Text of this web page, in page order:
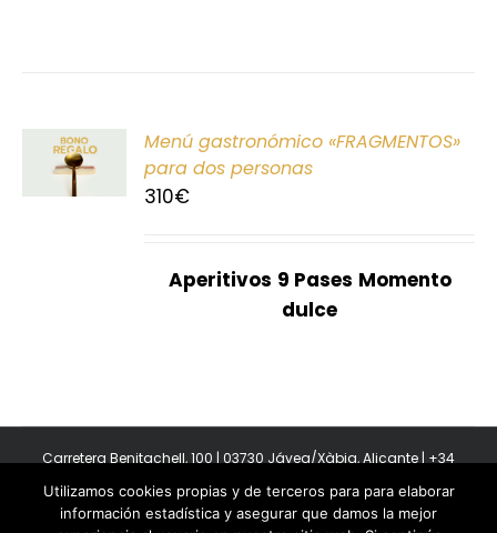
Menú gastronómico «FRAGMENTOS»
para dos personas
310€
Aperitivos 9 Pases Momento
dulce
Carretera Benitachell, 100 | 03730 Jávea/Xàbia, Alicante | +34
Copyright 2011-2026 BonAmb Restaurant | All Rights Reserved |
Política de privacidad|Powered by Insertcom
Utilizamos cookies propias y de terceros para para elaborar
información estadística y asegurar que damos la mejor